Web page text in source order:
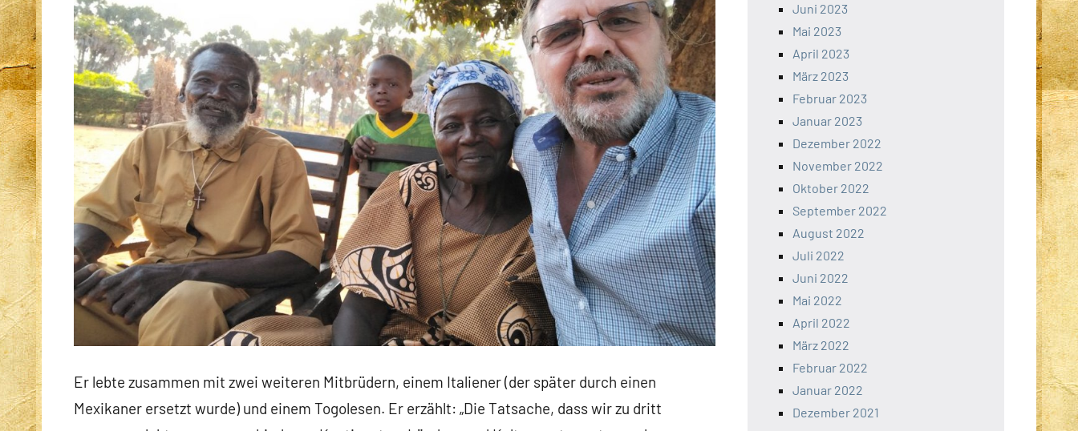
Er lebte zusammen mit zwei weiteren Mitbrüdern, einem Italiener (der später durch einen
Mexikaner ersetzt wurde) und einem Togolesen. Er erzählt: „Die Tatsache, dass wir zu dritt
Juni 2023
Mai 2023
April 2023
März 2023
Februar 2023
Januar 2023
Dezember 2022
November 2022
Oktober 2022
September 2022
August 2022
Juli 2022
Juni 2022
Mai 2022
April 2022
März 2022
Februar 2022
Januar 2022
Dezember 2021